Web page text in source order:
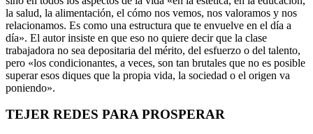
la salud, la alimentación, el cómo nos vemos, nos valoramos y nos
relacionamos. Es como una estructura que te envuelve en el día a
día». El autor insiste en que eso no quiere decir que la clase
trabajadora no sea depositaria del mérito, del esfuerzo o del talento,
pero «los condicionantes, a veces, son tan brutales que no es posible
superar esos diques que la propia vida, la sociedad o el origen va
poniendo».
TEJER REDES PARA PROSPERAR